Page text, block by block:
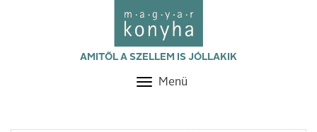
AMITŐL A SZELLEM IS JÓLLAKIK
Toggle
Menü